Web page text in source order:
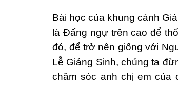
Bài học của khung cảnh
là Đấng ngự trên cao để
đó, để trở nên giống với
Lễ Giáng Sinh, chúng ta
chăm sóc anh chị em của